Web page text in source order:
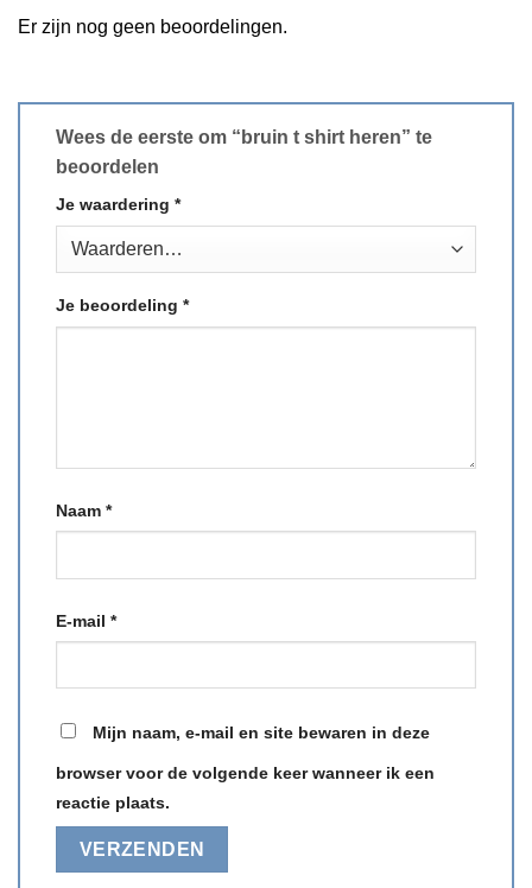
Er zijn nog geen beoordelingen.
Wees de eerste om “bruin t shirt heren” te
beoordelen
Je waardering *
Je beoordeling *
Naam *
E-mail *
Mijn naam, e-mail en site bewaren in deze
browser voor de volgende keer wanneer ik een
reactie plaats.